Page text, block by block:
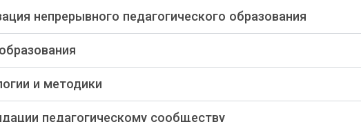
непрерывного педагогического образования
и методики
педагогическому сообществу